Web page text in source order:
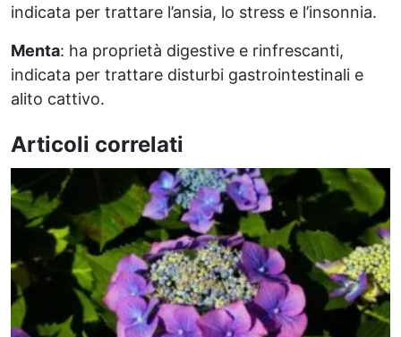
indicata per trattare l’ansia, lo stress e l’insonnia.
Menta: ha proprietà digestive e rinfrescanti,
indicata per trattare disturbi gastrointestinali e
alito cattivo.
Articoli correlati